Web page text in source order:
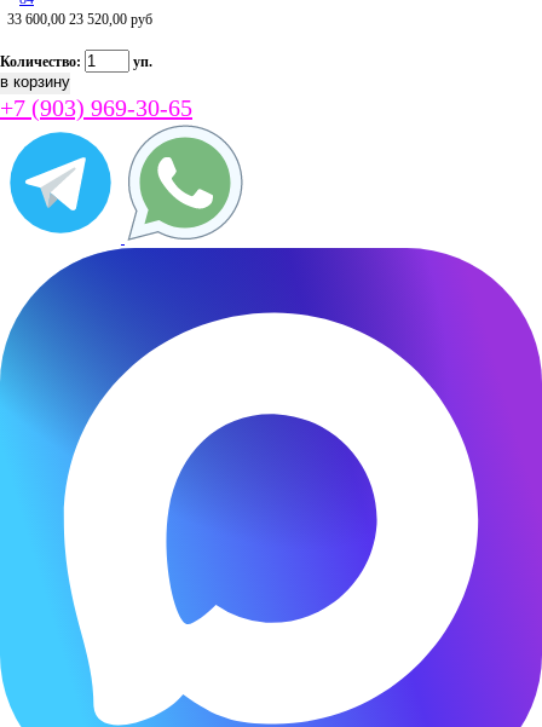
33 600,00 23 520,00 руб
Количество: уп.
+7 (903) 969-30-65